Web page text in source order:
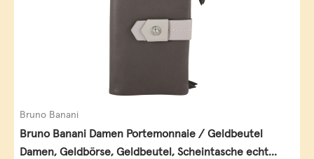
Bruno Banani
Bruno Banani Damen Portemonnaie / Geldbeutel
Damen, Geldbörse, Geldbeutel, Scheintasche echt